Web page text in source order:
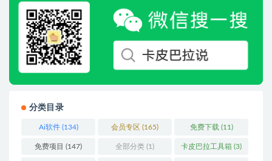
分类目录
Ai软件(134) 会员专区 (165) 免费下载 (11)
免费项目 (147) 全部分类 (1) 卡皮巴拉工具箱 (3)